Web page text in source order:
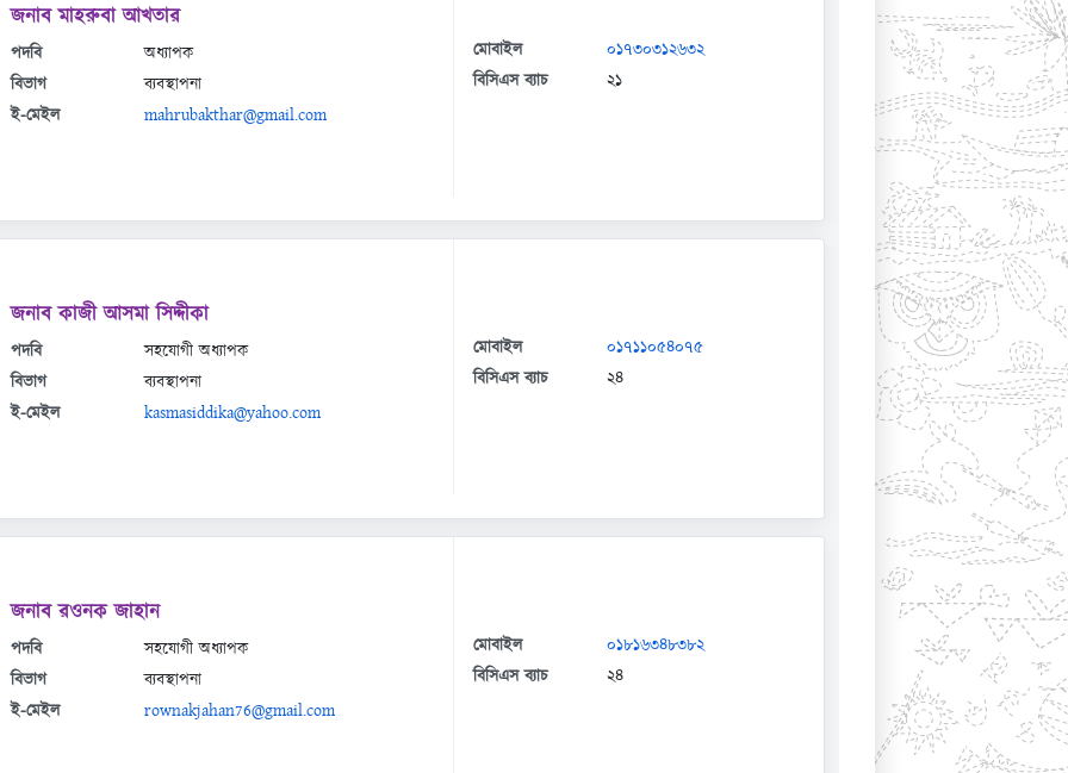
জনাব মাহরুবা আখতার
পদবি
অধ্যাপক
বিভাগ
ব্যবস্থাপনা
ই-মেইল
mahrubakthar@gmail.com
মোবাইল
০১৭৩০৩১২৬৩২
বিসিএস ব্যাচ
২১
জনাব কাজী আসমা সিদ্দীকা
পদবি
সহযোগী অধ্যাপক
বিভাগ
ব্যবস্থাপনা
ই-মেইল
kasmasiddika@yahoo.com
মোবাইল
০১৭১১০৫৪০৭৫
বিসিএস ব্যাচ
২৪
জনাব রওনক জাহান
পদবি
সহযোগী অধ্যাপক
বিভাগ
ব্যবস্থাপনা
ই-মেইল
rownakjahan76@gmail.com
মোবাইল
০১৮১৬৩৪৮৩৮২
বিসিএস ব্যাচ
২৪